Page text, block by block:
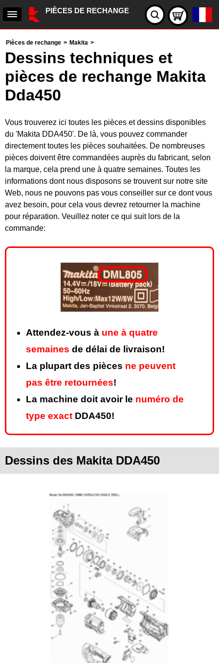
PIÈCES DE RECHANGE
Pièces de rechange > Makita >
Dessins techniques et
pièces de rechange Makita
Dda450
Vous trouverez ici toutes les pièces et dessins disponibles
du 'Makita DDA450'. De là, vous pouvez commander
directement toutes les pièces souhaitées. De nombreuses
pièces doivent être commandées auprès du fabricant, selon
la marque, cela prend une à quatre semaines. Toutes les
informations dont nous disposons se trouvent sur notre site
Web, nous ne pouvons pas vous conseiller sur ce dont vous
avez besoin, pour cela vous devrez retourner la machine
pour réparation. Veuillez noter ce qui suit lors de la
commande:
Attendez-vous à une à quatre
semaines de délai de livraison!
La plupart des pièces ne peuvent
pas être retournées!
La machine doit avoir le numéro de
type exact DDA450!
Dessins des Makita DDA450